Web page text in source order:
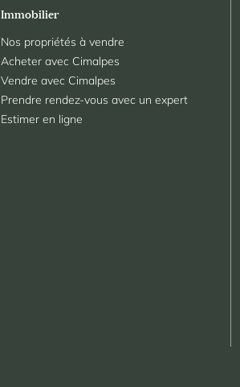
Immobilier
Nos propriétés à vendre
Acheter avec Cimalpes
Vendre avec Cimalpes
Prendre rendez-vous avec un expert
Estimer en ligne